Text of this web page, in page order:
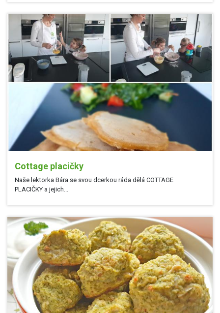
Cottage placičky
Naše lektorka Bára se svou dcerkou ráda dělá COTTAGE
PLACIČKY a jejich...